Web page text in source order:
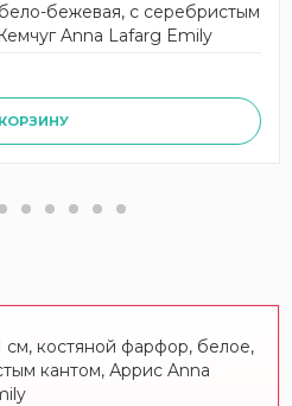
бежевая, с серебристым
Anna Lafarg Emily
см, костяной фарфор, белое,
кантом, Аррис Anna